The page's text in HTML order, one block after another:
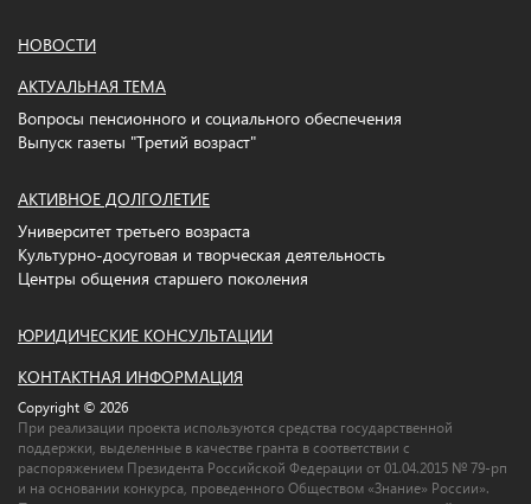
НОВОСТИ
АКТУАЛЬНАЯ ТЕМА
Вопросы пенсионного и социального обеспечения
Выпуск газеты "Третий возраст"
АКТИВНОЕ ДОЛГОЛЕТИЕ
Университет третьего возраста
Культурно-досуговая и творческая деятельность
Центры общения старшего поколения
ЮРИДИЧЕСКИЕ КОНСУЛЬТАЦИИ
КОНТАКТНАЯ ИНФОРМАЦИЯ
Copyright © 2026
При реализации проекта используются средства государственной
поддержки, выделенные в качестве гранта в соответствии c
распоряжением Президента Российской Федерации от 01.04.2015 № 79-рп
и на основании конкурса, проведенного Обществом «Знание» России».